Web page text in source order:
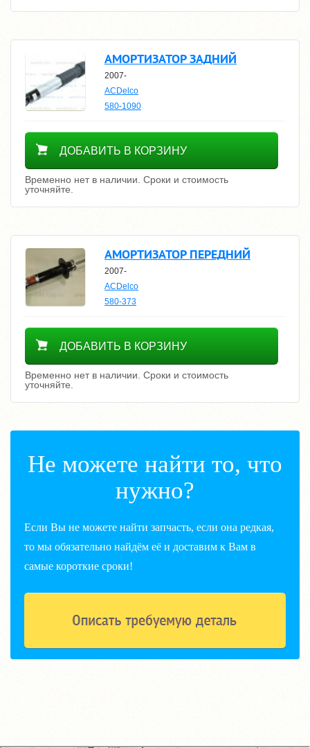
АМОРТИЗАТОР ЗАДНИЙ
2007-
ACDelco
580-1090
Уточнить цену
ДОБАВИТЬ В КОРЗИНУ
Временно нет в наличии. Сроки и стоимость
уточняйте.
АМОРТИЗАТОР ПЕРЕДНИЙ
2007-
ACDelco
580-373
Уточнить цену
ДОБАВИТЬ В КОРЗИНУ
Временно нет в наличии. Сроки и стоимость
уточняйте.
Не можете найти то, что
нужно?
Если Вы не можете найти запчасть, если она редкая,
то мы обязательно найдём её и доставим к Вам в
самые короткие сроки!